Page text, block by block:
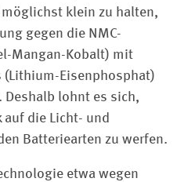
klein zu halten,
gegen die NMC-
Mangan-Kobalt) mit
(Lithium-Eisenphosphat)
Deshalb lohnt es sich,
auf die Licht- und
Batteriearten zu werfen.
etwa wegen